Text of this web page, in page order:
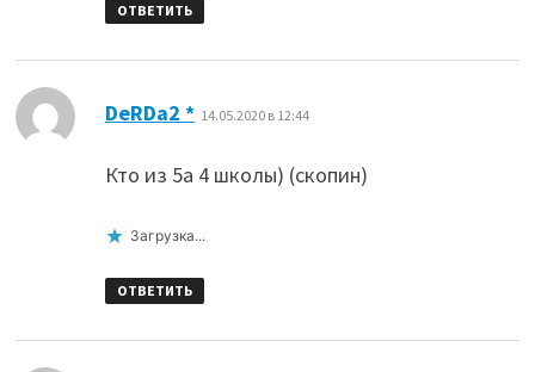
ОТВЕТИТЬ
DeRDa2 *: 14.05.2020 в 12:44
Кто из 5а 4 школы) (скопин)
Загрузка...
ОТВЕТИТЬ